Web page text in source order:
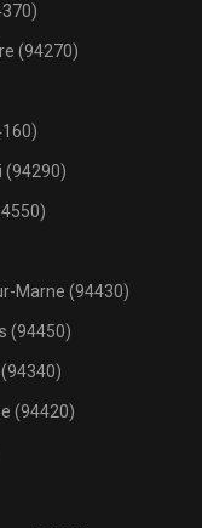
(94270)
(94290)
Marne (94430)
(94450)
(94420)